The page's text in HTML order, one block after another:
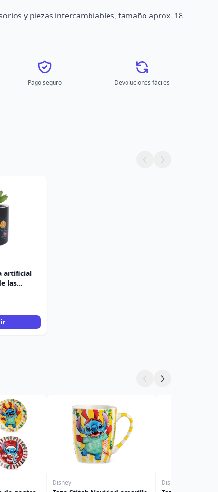
y piezas intercambiables, tamaño aprox. 18
Pago seguro Devoluciones fáciles
artificial
las
Disney Disney